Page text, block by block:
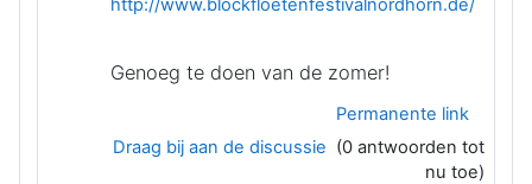
http://www.blockfloetenfestivalnordhorn.de/
Genoeg te doen van de zomer!
Permanente link
Draag bij aan de discussie (0 antwoorden tot
nu toe)